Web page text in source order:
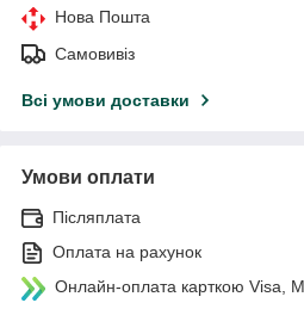
Нова Пошта
Самовивіз
Всі умови доставки
Умови оплати
Післяплата
Оплата на рахунок
Онлайн-оплата карткою Visa,